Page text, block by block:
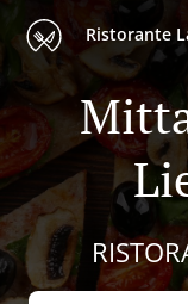
Ristorante